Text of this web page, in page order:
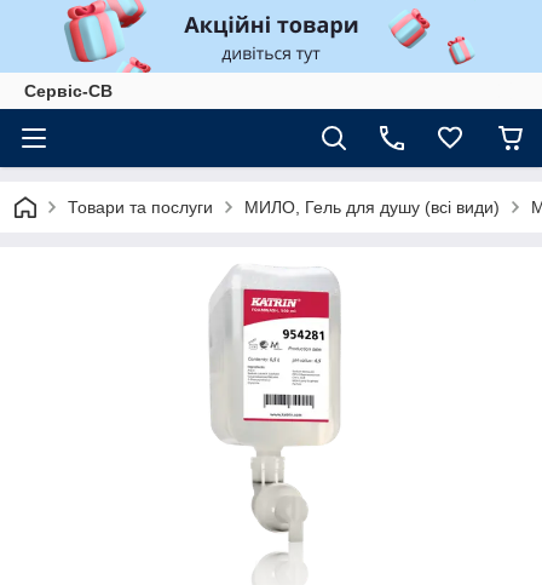
Сервіс-СВ
Товари та послуги МИЛО, Гель для душу (всі види)